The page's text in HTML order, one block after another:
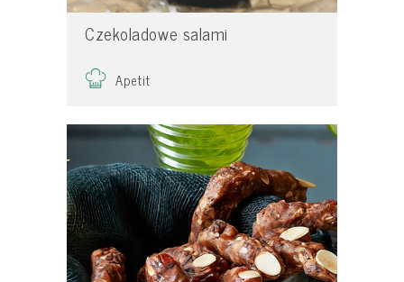
Czekoladowe salami
Apetit